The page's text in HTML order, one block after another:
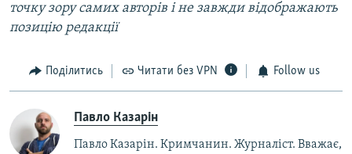
точку зору самих авторів і не завжди відображають
позицію редакції
Поділитись Читати без VPN Follow us
Павло Казарін
Павло Казарін. Кримчанин. Журналіст. Вважає,